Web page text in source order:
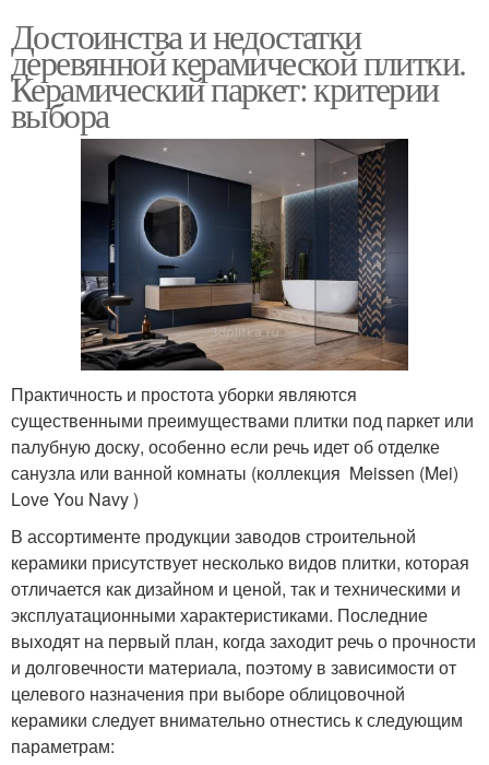
Достоинства и недостатки
деревянной керамической плитки.
Керамический паркет: критерии
выбора
Практичность и простота уборки являются
существенными преимуществами плитки под паркет или
палубную доску, особенно если речь идет об отделке
санузла или ванной комнаты (коллекция Meissen (Mei)
Love You Navy )
В ассортименте продукции заводов строительной
керамики присутствует несколько видов плитки, которая
отличается как дизайном и ценой, так и техническими и
эксплуатационными характеристиками. Последние
выходят на первый план, когда заходит речь о прочности
и долговечности материала, поэтому в зависимости от
целевого назначения при выборе облицовочной
керамики следует внимательно отнестись к следующим
параметрам: